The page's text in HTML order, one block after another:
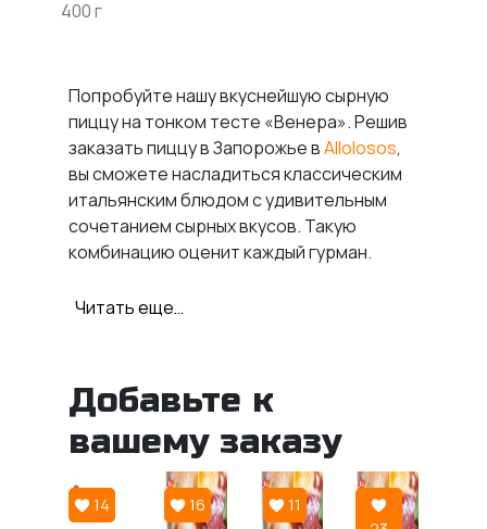
400 г
Попробуйте нашу вкуснейшую сырную
пиццу на тонком тесте «Венера». Решив
заказать пиццу в ЗапорожьевAllolosos,
вы сможете насладиться классическим
итальянским блюдом с удивительным
сочетанием сырных вкусов. Такую
комбинацию оценит каждый гурман.
Что входит в пиццу
Хотитекупить пиццу в Запорожье
которая понравится всей компании?
«Венера» отлично подойдет. В ней
сочетаются четыре разновидности
сыра:
Читать еще…
Добавьте к
вашему заказу
14 16 11